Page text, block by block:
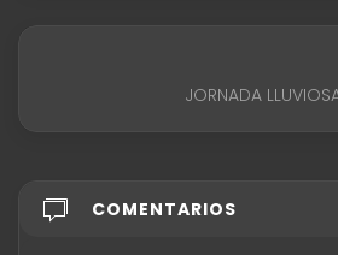
JORNADA
COMENTARIOS